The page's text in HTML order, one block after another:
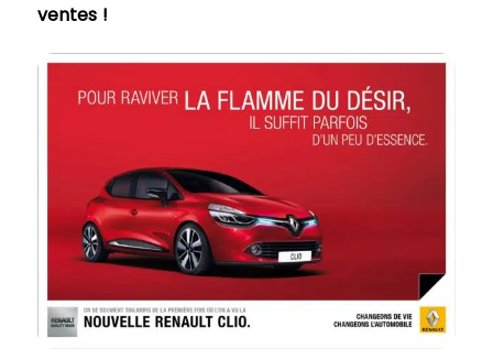
ventes !